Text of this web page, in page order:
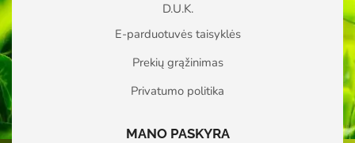
D.U.K.
E-parduotuvės taisyklės
Prekių grąžinimas
Privatumo politika
MANO PASKYRA